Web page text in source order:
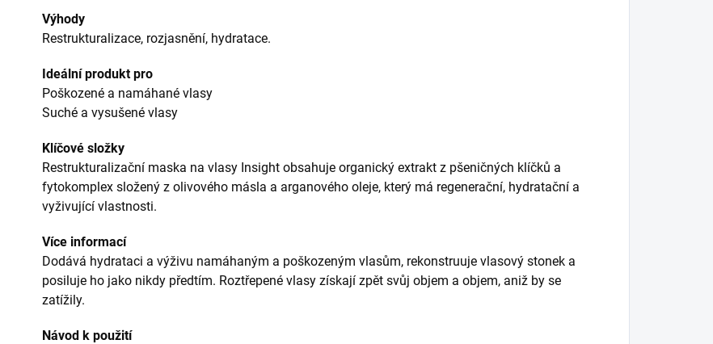
Výhody
Restrukturalizace, rozjasnění, hydratace.
Ideální produkt pro
Poškozené a namáhané vlasy
Suché a vysušené vlasy
Klíčové složky
Restrukturalizační maska na vlasy Insight obsahuje organický extrakt z pšeničných klíčků a
fytokomplex složený z olivového másla a arganového oleje, který má regenerační, hydratační a
vyživující vlastnosti.
Více informací
Dodává hydrataci a výživu namáhaným a poškozeným vlasům, rekonstruuje vlasový stonek a
posiluje ho jako nikdy předtím. Roztřepené vlasy získají zpět svůj objem a objem, aniž by se
zatížily.
Návod k použití